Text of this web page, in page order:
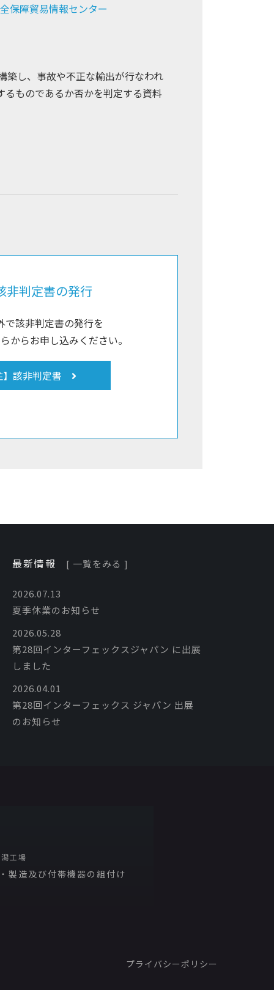
保障貿易情報センター
築し、事故や不正な輸出が行なわれ
ものであるか否かを判定する資料
非判定書の発行
で該非判定書の発行を
からお申し込みください。
】該非判定書
最新情報 [ 一覧をみる ]
2026.07.13
夏季休業のお知らせ
2026.05.28
第28回インターフェックスジャパン に出展
しました
2026.04.01
第28回インターフェックス ジャパン 出展
のお知らせ
工場
製造及び付帯機器の組付け
プライバシーポリシー